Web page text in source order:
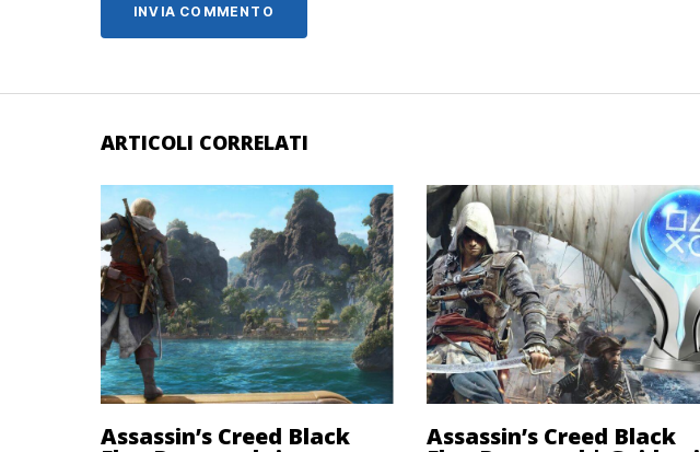
ARTICOLI CORRELATI
Assassin’s Creed Black Assassin’s Creed Black